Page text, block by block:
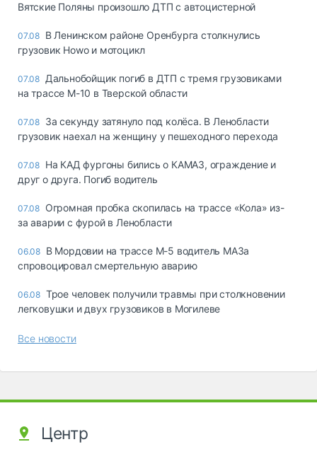
Вятские Поляны произошло ДТП с автоцистерной
07.08 В Ленинском районе Оренбурга столкнулись
грузовик Howo и мотоцикл
07.08 Дальнобойщик погиб в ДТП с тремя грузовиками
на трассе М-10 в Тверской области
07.08 За секунду затянуло под колёса. В Ленобласти
грузовик наехал на женщину у пешеходного перехода
07.08 На КАД фургоны бились о КАМАЗ, ограждение и
друг о друга. Погиб водитель
07.08 Огромная пробка скопилась на трассе «Кола» из-
за аварии с фурой в Ленобласти
06.08 В Мордовии на трассе М-5 водитель МАЗа
спровоцировал смертельную аварию
06.08 Трое человек получили травмы при столкновении
легковушки и двух грузовиков в Могилеве
Все новости
Центр